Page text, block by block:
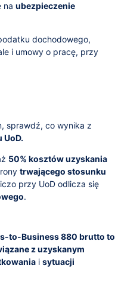
na ubezpieczenie
dochodowego,
i umowy o pracę, przy
sprawdź, co wynika z
UoD.
50% kosztów uzyskania
trwającego stosunku
przy UoD odlicza się
.
to-Business 880 brutto to
z uzyskanym
i sytuacji